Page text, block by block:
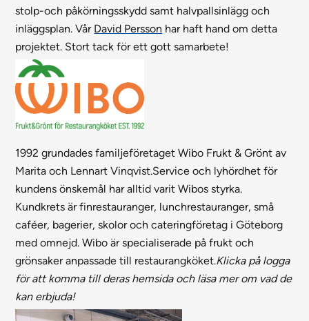
stolp-och påkörningsskydd samt halvpallsinlägg och
inläggsplan. Vår David Persson har haft hand om detta
projektet. Stort tack för ett gott samarbete!
1992 grundades familjeföretaget Wibo Frukt & Grönt av
Marita och Lennart Vinqvist.Service och lyhördhet för
kundens önskemål har alltid varit Wibos styrka.
Kundkrets är finrestauranger, lunchrestauranger, små
caféer, bagerier, skolor och cateringföretag i Göteborg
med omnejd. Wibo är specialiserade på frukt och
grönsaker anpassade till restaurangköket.Klicka på logga
för att komma till deras hemsida och läsa mer om vad de
kan erbjuda!